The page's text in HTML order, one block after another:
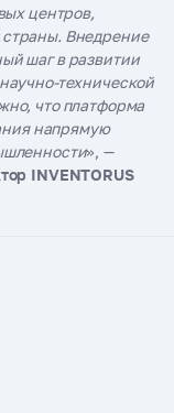
центров,
Внедрение
шаг в развитии
технической
что платформа
напрямую
», —
INVENTORUS